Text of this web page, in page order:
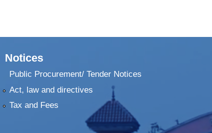
Notices
Public Procurement/ Tender Notices
Act, law and directives
Tax and Fees